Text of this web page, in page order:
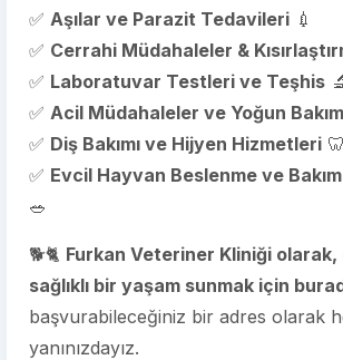
✅ Aşılar ve Parazit Tedavileri 💉
✅ Cerrahi Müdahaleler &
✅ Laboratuvar Testleri ve Teşhis 🔬
✅ Acil Müdahaleler ve Yoğun Bakım
✅ Diş Bakımı ve Hijyen Hizmetleri 🦷
✅ Evcil Hayvan Beslenme ve Bakım
🥗
🐕🐈 Furkan Veteriner Kliniği olarak,
sağlıklı bir yaşam sunmak için
başvurabileceğiniz bir adres olarak
yanınızdayız.